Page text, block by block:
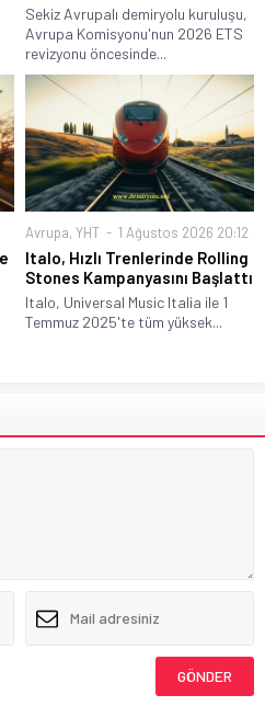
Sekiz Avrupalı demiryolu kuruluşu,
Avrupa Komisyonu'nun 2026 ETS
revizyonu öncesinde...
Avrupa, YHT 1 Ağustos 2026 20:12
Italo, Hızlı Trenlerinde Rolling
Stones Kampanyasını Başlattı
Italo, Universal Music Italia ile 1
Temmuz 2025'te tüm yüksek...